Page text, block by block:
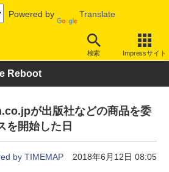
Powered by Translate
検索 Impressサイト
ス/ソフト サービス ショッピング/オ
Reboot
が出版社などの商品を委
を開始した日
by TIMEMAP 2018年6月12日 08:05